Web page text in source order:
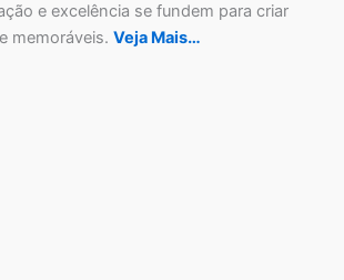
e excelência se fundem para criar
memoráveis. Veja Mais…